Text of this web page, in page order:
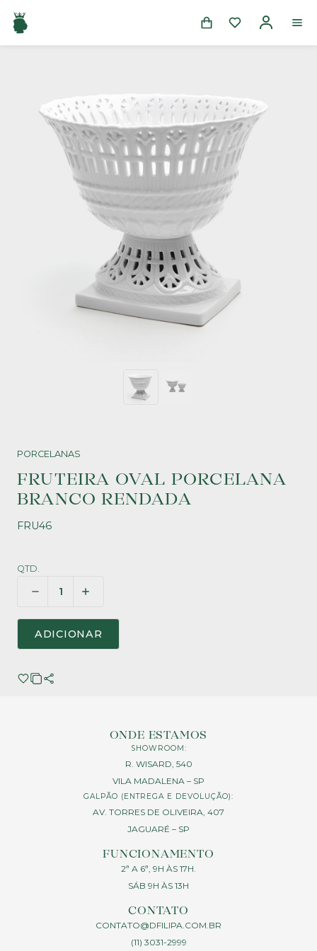
PORCELANAS
FRUTEIRA OVAL PORCELANA
BRANCO RENDADA
FRU46
QTD.
ADICIONAR
ONDE ESTAMOS
SHOWROOM:
R. WISARD, 540
VILA MADALENA – SP
GALPÃO (ENTREGA E DEVOLUÇÃO):
AV. TORRES DE OLIVEIRA, 407
JAGUARÉ – SP
FUNCIONAMENTO
2ª A 6ª, 9H ÀS 17H.
SÁB 9H ÀS 13H
CONTATO
CONTATO@DFILIPA.COM.BR
(11) 3031-2999